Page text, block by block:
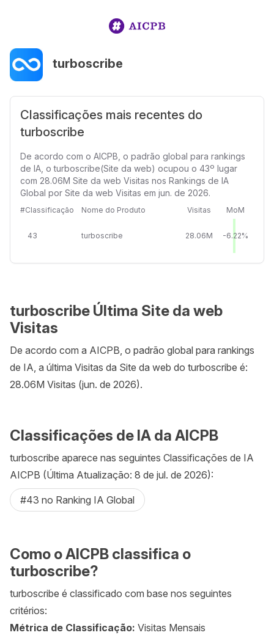
turboscribe
Classificações mais recentes do
turboscribe
De acordo com o AICPB, o padrão global para rankings
de IA, o turboscribe(Site da web) ocupou o 43º lugar
com 28.06M Site da web Visitas nos Rankings de IA
Global por Site da web Visitas em jun. de 2026.
#Classificação Nome do Produto Visitas MoM
43 turboscribe 28.06M -6.22%
turboscribe Última Site da web
Visitas
De acordo com a AICPB, o padrão global para rankings
de IA, a última Visitas da Site da web do turboscribe é:
28.06M Visitas (jun. de 2026).
Classificações de IA da AICPB
turboscribe aparece nas seguintes Classificações de IA
AICPB (Última Atualização: 8 de jul. de 2026):
#43 no Ranking IA Global
Como o AICPB classifica o
turboscribe?
turboscribe é classificado com base nos seguintes
critérios:
Métrica de Classificação: Visitas Mensais